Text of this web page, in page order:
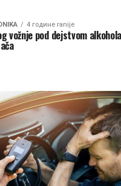
4 године ranije
vožnje pod dejstvom